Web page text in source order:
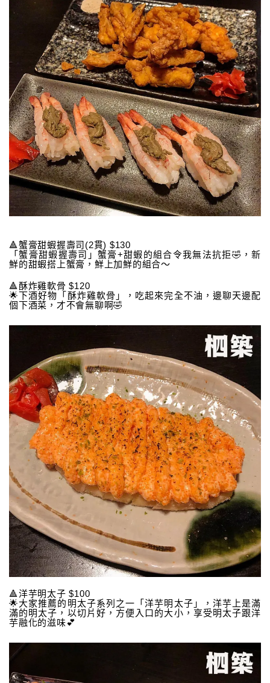
🔺蟹膏甜蝦握壽司(2貫) $130
「蟹膏甜蝦握壽司」蟹膏+甜蝦的組合令我無法抗拒🤣，新
鮮的甜蝦搭上蟹膏，鮮上加鮮的組合～
🔺酥炸雞軟骨 $120
🌟下酒好物「酥炸雞軟骨」，吃起來完全不油，邊聊天邊配
個下酒菜，才不會無聊啊🤣
🔺洋芋明太子 $100
🌟大家推薦的明太子系列之一「洋芋明太子」，洋芋上是滿
滿的明太子，以切片好，方便入口的大小，享受明太子跟洋
芋融化的滋味💕